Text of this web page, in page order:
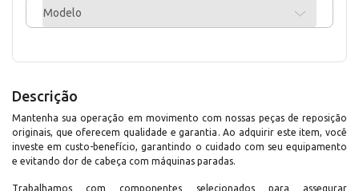
Modelo
Descrição
Mantenha sua operação em movimento com nossas peças de reposição
originais, que oferecem qualidade e garantia. Ao adquirir este item, você
investe em custo-benefício, garantindo o cuidado com seu equipamento
e evitando dor de cabeça com máquinas paradas.
Trabalhamos com componentes selecionados para assegurar